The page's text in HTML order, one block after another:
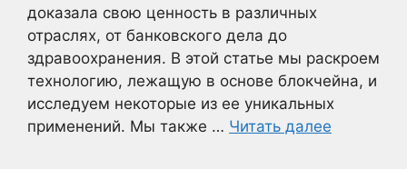
доказала свою ценность в различных
отраслях, от банковского дела до
здравоохранения. В этой статье мы раскроем
технологию, лежащую в основе блокчейна, и
исследуем некоторые из ее уникальных
применений. Мы также … Читать далее